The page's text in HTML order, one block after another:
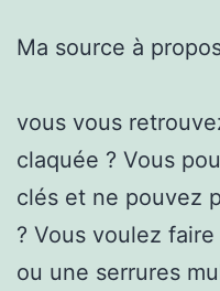
Ma source à
vous vous
claquée ? Vous
clés et ne pouvez
? Vous voulez
ou une serrures